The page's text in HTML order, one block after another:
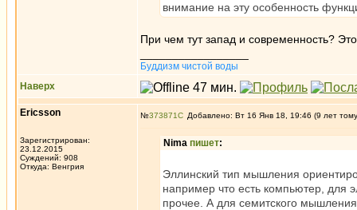
внимание на эту особенность
При чем тут запад и современность?
Буддизм чистой воды
Наверх
Ericsson
Зарегистрирован:
23.12.2015
Суждений: 908
Откуда: Венгрия
№373871 Добавлено: Вт 16 Янв 18, 19:46 (9 лет
Nima пишет:
Эллинский тип мышления
например что есть компьютер, для
прочее. А для семитского